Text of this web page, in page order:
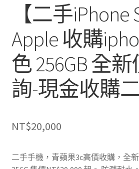
【二手iPhone
Apple 收購
色 256GB 全
詢-現金收購
NT$20,000
二手手機，青蘋果3c高價收購，全新